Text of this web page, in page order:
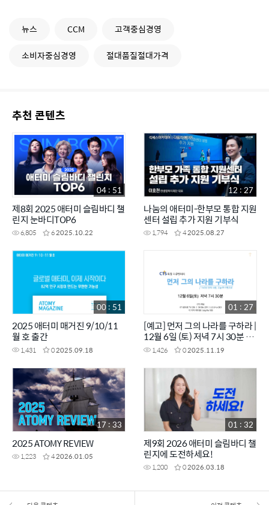
뉴스 CCM
고객중심경영
소비자중심경영
절대품질절대가격
추천 콘텐츠
제8회 2025 애터미 슬림바디 챌
린지 눈바디TOP6
6,805 62025.10.22
04 : 51
나눔의 애터미-한부모 통합 지원
센터 설립 추가 지원 기부식
1,794 42025.08.27
12 : 27
2025 애터미 매거진 9/10/11
월 호 출간
1,431 02025.09.18
00 : 51
[예고] 먼저 그의 나라를 구하라 |
12월 6일 (토) 저녁 7시 30분 방
송 | 140년 전의 사랑, 오늘의 사
명으로 | CTS특집다큐
1,426 02025.11.19
01 : 27
2025 ATOMY REVIEW
1,223 42026.01.05
17 : 33
제9회 2026 애터미 슬림바디 챌
린지에 도전하세요!
1,200 02026.03.18
01 : 32